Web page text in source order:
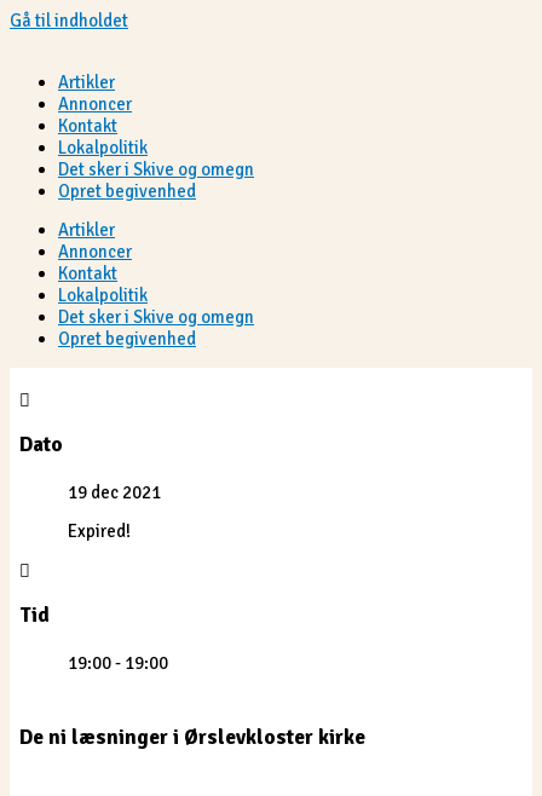
Gå til indholdet
Artikler
Annoncer
Kontakt
Lokalpolitik
Det sker i Skive og omegn
Opret begivenhed
Artikler
Annoncer
Kontakt
Lokalpolitik
Det sker i Skive og omegn
Opret begivenhed
Dato
19 dec 2021
Expired!
Tid
19:00 - 19:00
De ni læsninger i Ørslevkloster kirke